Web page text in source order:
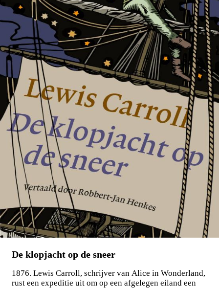
Tirade 503
€ 15,00
BESTEL
De klopjacht op de sneer
1876. Lewis Carroll, schrijver van Alice in Wonderland,
rust een expeditie uit om op een afgelegen eiland een